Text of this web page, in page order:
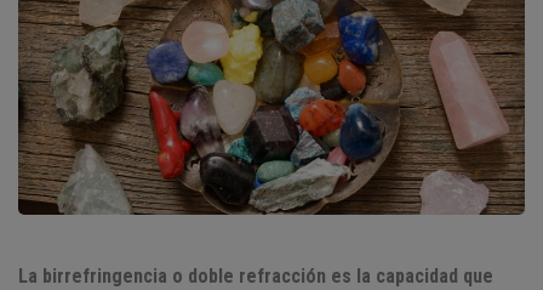
La birrefringencia o doble refracción es la capacidad que